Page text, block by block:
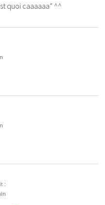
quoi caaaaaa” ^^
: